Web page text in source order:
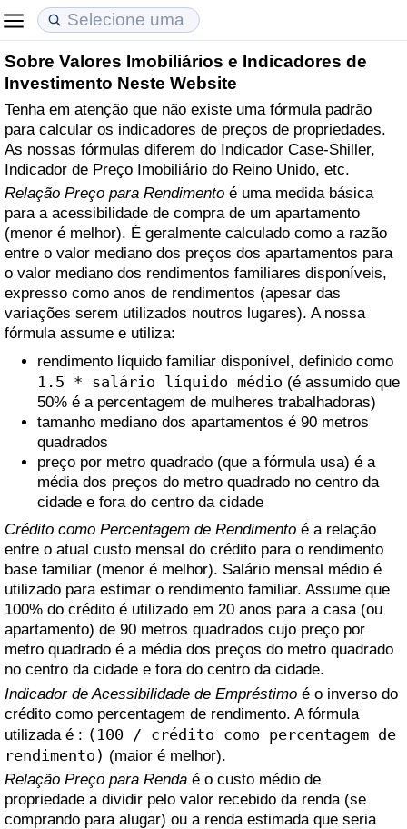
Sobre Valores Imobiliários e Indicadores de
Investimento Neste Website
Tenha em atenção que não existe uma fórmula padrão
para calcular os indicadores de preços de propriedades.
As nossas fórmulas diferem do Indicador Case-Shiller,
Indicador de Preço Imobiliário do Reino Unido, etc.
Relação Preço para Rendimento é uma medida básica
para a acessibilidade de compra de um apartamento
(menor é melhor). É geralmente calculado como a razão
entre o valor mediano dos preços dos apartamentos para
o valor mediano dos rendimentos familiares disponíveis,
expresso como anos de rendimentos (apesar das
variações serem utilizados noutros lugares). A nossa
fórmula assume e utiliza:
rendimento líquido familiar disponível, definido como
1.5 * salário líquido médio (é assumido que
50% é a percentagem de mulheres trabalhadoras)
tamanho mediano dos apartamentos é 90 metros
quadrados
preço por metro quadrado (que a fórmula usa) é a
média dos preços do metro quadrado no centro da
cidade e fora do centro da cidade
Crédito como Percentagem de Rendimento é a relação
entre o atual custo mensal do crédito para o rendimento
base familiar (menor é melhor). Salário mensal médio é
utilizado para estimar o rendimento familiar. Assume que
100% do crédito é utilizado em 20 anos para a casa (ou
apartamento) de 90 metros quadrados cujo preço por
metro quadrado é a média dos preços do metro quadrado
no centro da cidade e fora do centro da cidade.
Indicador de Acessibilidade de Empréstimo é o inverso do
crédito como percentagem de rendimento. A fórmula
utilizada é : (100 / crédito como percentagem de
rendimento) (maior é melhor).
Relação Preço para Renda é o custo médio de
propriedade a dividir pelo valor recebido da renda (se
comprando para alugar) ou a renda estimada que seria
Custo de Vida
Indicador de Custo de Vida (Atual)
Indicador de Custo de Vida
Indicador de Custo de Vida Por País
em Aqaba
Preços de Imóveis
Indicador de Preços de Imóveis (Atual)
Indicador de Preços de Imóveis
Indicador de Preços de Imóveis por País
Qualidade de Vida
Indicador de Qualidade de Vida
Indicador de Qualidade de Vida (Atual)
Índice de qualidade de vida por país
Crime
Taxa do Indicador de Crime (Atual)
Índice de criminalidade por país
Saúde
Indicador de Saúde (Atual)
Indicador de Saúde
Indicador de Saúde por País
Poluição
Indicador de Poluição (Atual)
Índice de poluição
Indicador de Poluição por País
Trânsito